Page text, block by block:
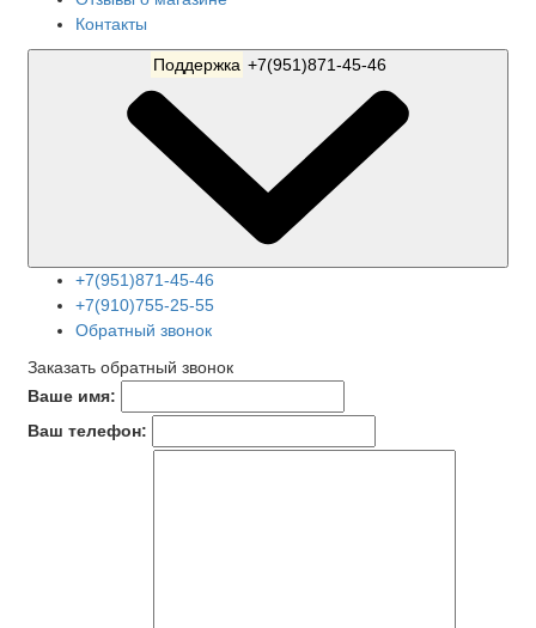
Контакты
Поддержка +7(951)871-45-46
+7(951)871-45-46
+7(910)755-25-55
Обратный звонок
Заказать обратный звонок
Ваше имя:
Ваш телефон: